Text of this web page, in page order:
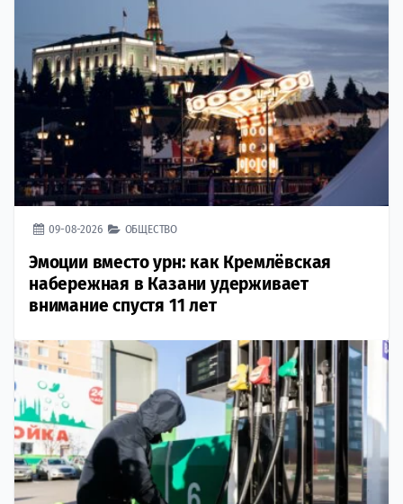
09-08-2026 ОБЩЕСТВО
Эмоции вместо урн: как Кремлёвская
набережная в Казани удерживает
внимание спустя 11 лет